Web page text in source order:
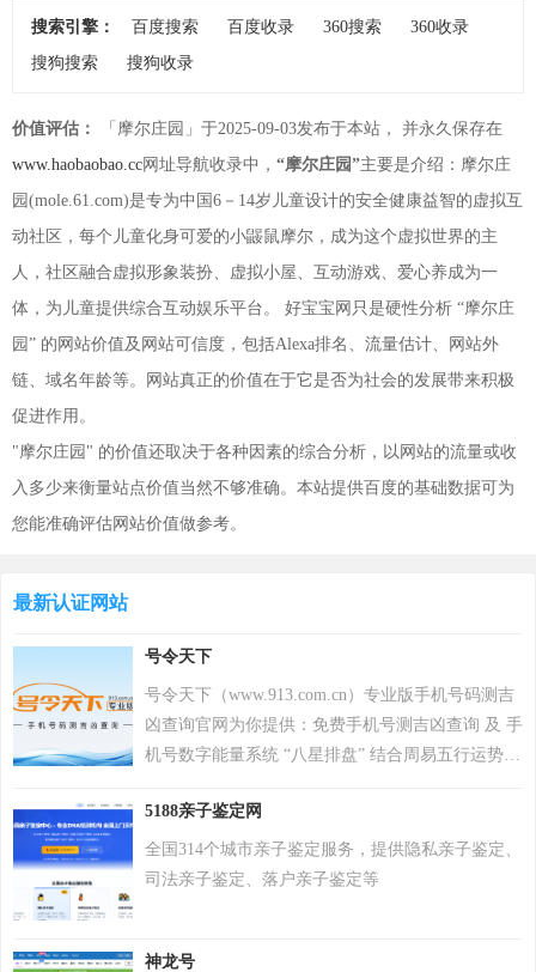
搜索引擎： 百度搜索 百度收录 360搜索
360收录
搜狗搜索
搜狗收录
价值评估：
「摩尔庄园」于2025-09-03发布于本站， 并永久保存在
www.haobaobao.cc网址导航收录中， “摩尔庄园”主要是介绍：摩尔庄
园(mole.61.com)是专为中国6－14岁儿童设计的安全健康益智的虚拟互
动社区，每个儿童化身可爱的小鼹鼠摩尔，成为这个虚拟世界的主
人，社区融合虚拟形象装扮、虚拟小屋、互动游戏、爱心养成为一
体，为儿童提供综合互动娱乐平台。 好宝宝网只是硬性分析 “摩尔庄
园” 的网站价值及网站可信度，包括Alexa排名、流量估计、网站外
链、域名年龄等。网站真正的价值在于它是否为社会的发展带来积极
促进作用。
"摩尔庄园" 的价值还取决于各种因素的综合分析，以网站的流量或收
入多少来衡量站点价值当然不够准确。本站提供百度的基础数据可为
您能准确评估网站价值做参考。
最新认证网站
号令天下
号令天下（www.913.com.cn）专业版手机号码测吉
凶查询官网为你提供：免费手机号测吉凶查询 及 手
机号数字能量系统 “八星排盘” 结合周易五行运势来
下官网手机号码测吉凶查询系统，专业最新版、超
准，靠谱！
5188亲子鉴定网
全国314个城市亲子鉴定服务，提供隐私亲子鉴定、
司法亲子鉴定、落户亲子鉴定等
神龙号